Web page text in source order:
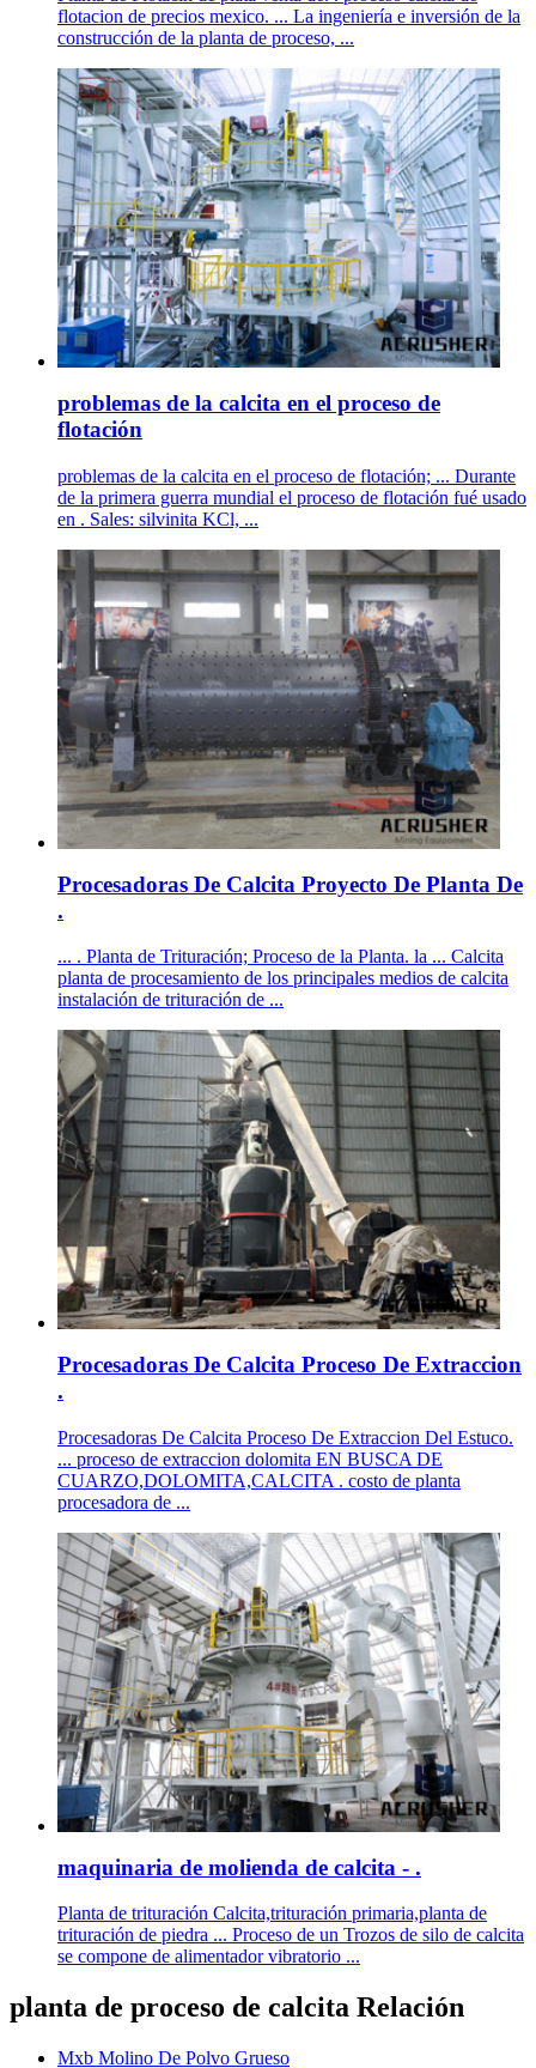
flotacion de precios mexico. ... La ingeniería e inversión de la
construcción de la planta de proceso, ...
problemas de la calcita en el proceso de
flotación
problemas de la calcita en el proceso de flotación; ... Durante
de la primera guerra mundial el proceso de flotación fué usado
en . Sales: silvinita KCl, ...
Procesadoras De Calcita Proyecto De Planta De
.
... . Planta de Trituración; Proceso de la Planta. la ... Calcita
planta de procesamiento de los principales medios de calcita
instalación de trituración de ...
Procesadoras De Calcita Proceso De Extraccion
.
Procesadoras De Calcita Proceso De Extraccion Del Estuco.
... proceso de extraccion dolomita EN BUSCA DE
CUARZO,DOLOMITA,CALCITA . costo de planta
procesadora de ...
maquinaria de molienda de calcita - .
Planta de trituración Calcita,trituración primaria,planta de
trituración de piedra ... Proceso de un Trozos de silo de calcita
se compone de alimentador vibratorio ...
planta de proceso de calcita Relación
Mxb Molino De Polvo Grueso